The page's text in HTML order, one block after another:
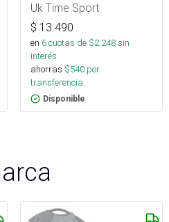
Uk Time Sport
$ 13.490
en 6cuotas de $2.248sin
interés
ahorras $540 por
transferencia.
Disponible